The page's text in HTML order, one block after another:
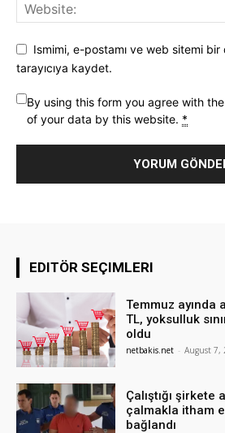
Ismimi, e-postamı ve web sitemi
tarayıcıya kaydet.
By using this form you agree with
of your data by this website. *
EDITÖR SEÇIMLERI
Temmuz ayında
TL, yoksulluk
oldu
netbakis.net - August 7,
Çalıştığı şirkete
çalmakla itham
bağlandı